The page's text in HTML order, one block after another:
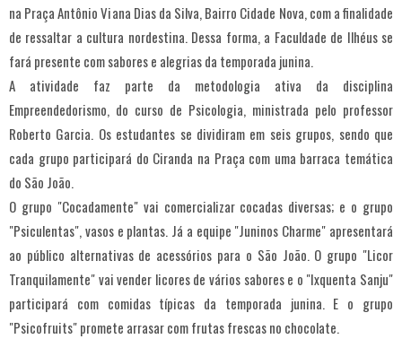
na Praça Antônio Viana Dias da Silva, Bairro Cidade Nova, com a finalidade
de ressaltar a cultura nordestina. Dessa forma, a Faculdade de Ilhéus se
fará presente com sabores e alegrias da temporada junina.
A atividade faz parte da metodologia ativa da disciplina
Empreendedorismo, do curso de Psicologia, ministrada pelo professor
Roberto Garcia. Os estudantes se dividiram em seis grupos, sendo que
cada grupo participará do Ciranda na Praça com uma barraca temática
do São João.
O grupo "Cocadamente" vai comercializar cocadas diversas; e o grupo
"Psiculentas", vasos e plantas. Já a equipe "Juninos Charme" apresentará
ao público alternativas de acessórios para o São João. O grupo "Licor
Tranquilamente" vai vender licores de vários sabores e o "Ixquenta Sanju"
participará com comidas típicas da temporada junina. E o grupo
"Psicofruits" promete arrasar com frutas frescas no chocolate.